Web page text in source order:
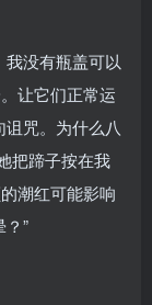
没有瓶盖可以
让它们正常运
咒。为什么八
把蹄子按在我
潮红可能影响
”